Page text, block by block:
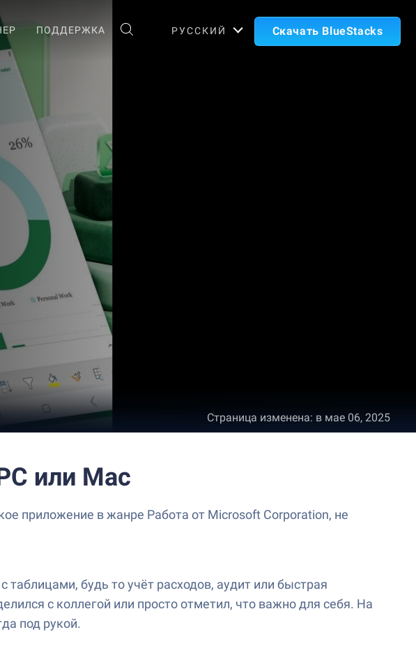
ПОДДЕРЖКА РУССКИЙ Скачать BlueStacks
Страница изменена: в мае 06, 2025
или Mac
приложение в жанре Работа от Microsoft Corporation, не
будь то учёт расходов, аудит или быстрая
с коллегой или просто отметил, что важно для себя. На
под рукой.